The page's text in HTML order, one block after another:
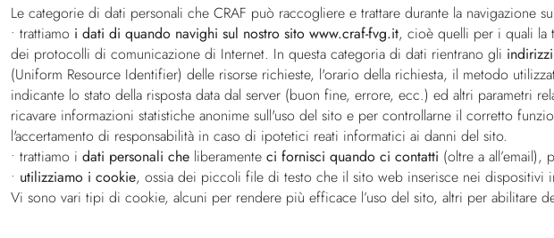
Le categorie di dati personali che CRAF può raccogliere e trattare durante la
• trattiamo i dati di quando navighi sul nostro sito www.craf-fvg.it, cioè quelli per i quali la
dei protocolli di comunicazione di Internet. In questa categoria di dati rientrano gli
(Uniform Resource Identifier) delle risorse richieste, l'orario della richiesta, il metodo
indicante lo stato della risposta data dal server (buon fine, errore, ecc.) ed altri parametri
ricavare informazioni statistiche anonime sull'uso del sito e per controllarne il corretto
l'accertamento di responsabilità in caso di ipotetici reati informatici ai danni del sito.
• trattiamo i dati personali che liberamente ci fornisci quando ci contatti (oltre a
• utilizziamo i cookie, ossia dei piccoli file di testo che il sito web inserisce nei dispositivi
Vi sono vari tipi di cookie, alcuni per rendere più efficace l’uso del sito, altri per abilitare